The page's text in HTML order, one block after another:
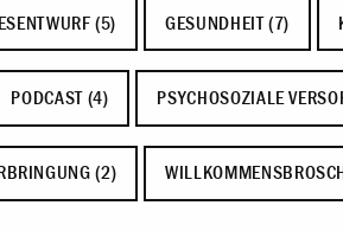
(5) GESUNDHEIT (7)
PODCAST (4) PSYCHOSOZIALE
(2)